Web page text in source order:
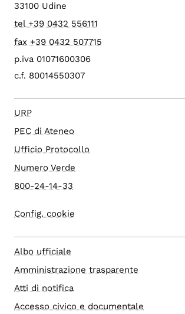
33100 Udine
tel +39 0432 556111
fax +39 0432 507715
p.iva 01071600306
c.f. 80014550307
URP
PEC di Ateneo
Ufficio Protocollo
Numero Verde
800-24-14-33
Config. cookie
Albo ufficiale
Amministrazione trasparente
Atti di notifica
Accesso civico e documentale